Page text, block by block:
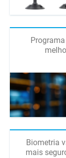
Biometria
mais